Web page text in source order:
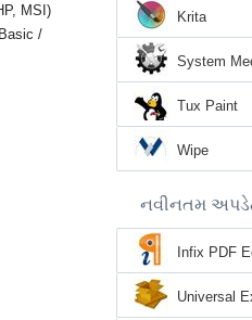
MSI)
/
Krita
System
Tux Paint
Wipe
નવીનતમ
Infix PDF
Universal